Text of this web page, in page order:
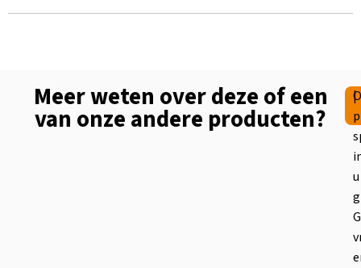
Meer weten over deze of een
van onze andere producten?
|
u